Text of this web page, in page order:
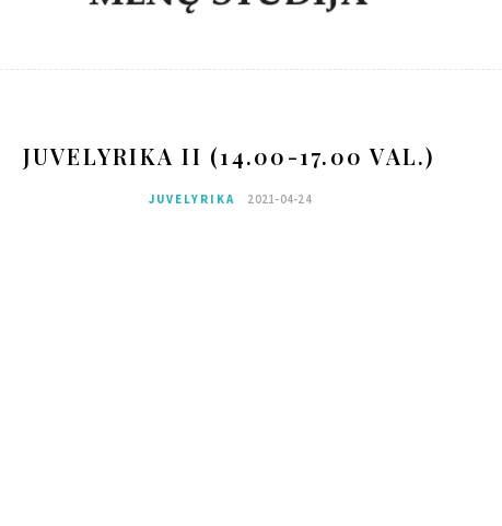
JUVELYRIKA II (14.00-17.00 VAL.)
JUVELYRIKA 2021-04-24